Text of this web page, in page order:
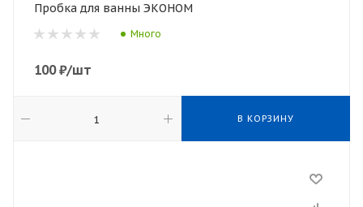
Пробка для ванны ЭКОНОМ
Много
100₽/шт
В КОРЗИНУ